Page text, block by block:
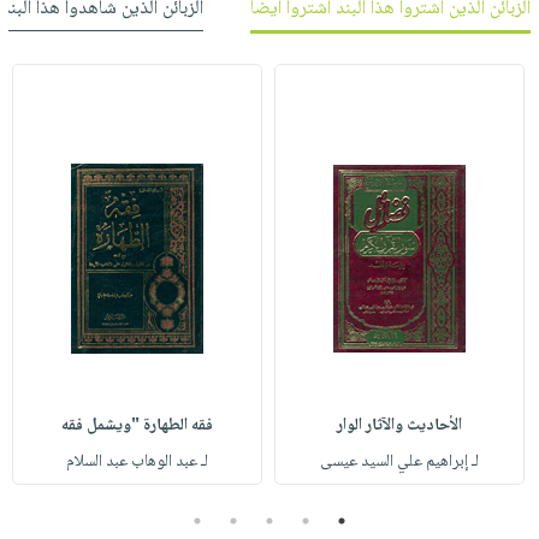
ملابس
مطرزات
عناية
بالذات
صابون
أطفال
مناسبات
iKitab نيل
وفرات
سياسة
الشركة
فيديوهات
أسئلة
طرحها
وفرات
انشر
الأمنيات
التسوق
الزبائن الذين اشتروا هذا البند اشتروا أيضاً الزبائن الذين شاهدوا هذا
الأحاديث والآثار الوار
لـ إبراهيم علي السيد عيسى
فقه الطهارة "ويشمل فقه
لـ عبد الوهاب عبد السلام
1
2
3
4
5